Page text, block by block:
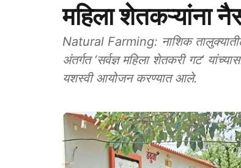
महिला शेतकऱ्यांना
Natural Farming: नाशिक
अंतर्गत ‘सर्वज्ञ महिला शेतकरी गट’
यशस्वी आयोजन करण्यात आले.